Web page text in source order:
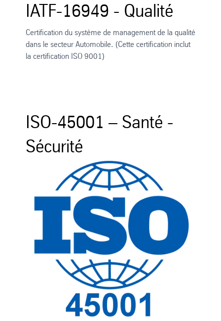
IATF-16949 - Qualité
Certification du système de management de la qualité
dans le secteur Automobile. (Cette certification inclut
la certification ISO 9001)
ISO-45001 – Santé -
Sécurité